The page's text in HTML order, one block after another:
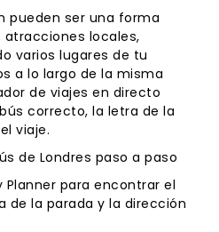
pueden ser una forma
locales,
varios lugares de tu
a lo largo de la misma
de viajes en directo
correcto, la letra de la
viaje.
de Londres paso a paso
Planner para encontrar el
de la parada y la dirección